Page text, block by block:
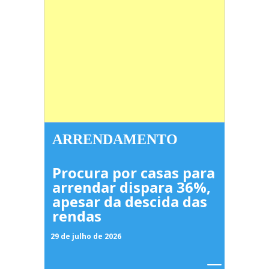
ARRENDAMENTO
Procura por casas para
arrendar dispara 36%,
apesar da descida das
rendas
29 de julho de 2026